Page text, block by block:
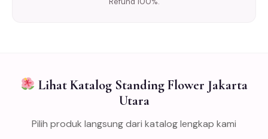
Lihat Katalog Standing Flower Jakarta
Utara
Pilih produk langsung dari katalog lengkap kami